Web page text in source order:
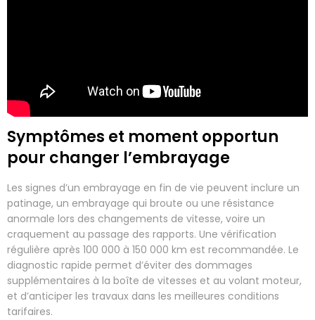
Symptômes et moment opportun
pour changer l’embrayage
Les signes d’un embrayage en fin de vie peuvent inclure un
patinage, un embrayage qui broute ou une résistance
anormale lors des changements de vitesse, voire un
craquement au passage des rapports. Une vérification
régulière après 100 000 à 150 000 km est recommandée. Le
diagnostic rapide permet d’éviter des dommages
supplémentaires à la boîte de vitesses et au volant moteur,
et d’anticiper les travaux dans les meilleures conditions
tarifaires.